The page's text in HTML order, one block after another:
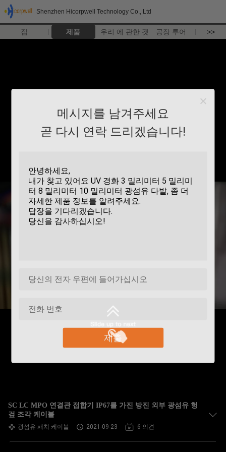
Shenzhen Hicorpwell Technology Co., Ltd
집 제품 우리 에 관한 것 공장 투어 >>
메시지를 남겨주세요
곧 다시 연락 드리겠습니다!
제출
SC LC MPO 연결관 접합기 IP67를 가진 방진 외부 광섬유 헝
겊 조각 케이블
광섬유 패치 케이블 2021-09-23 6 의견